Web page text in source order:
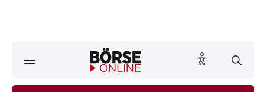
ktuelle Ausgabe BÖRSE ONLINE lesen